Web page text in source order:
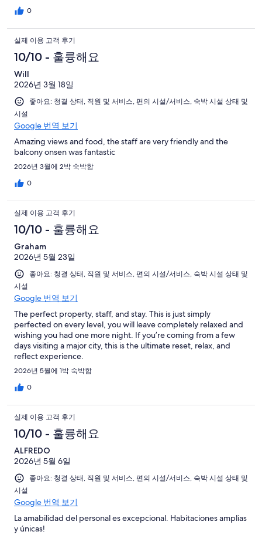
개
0
실제 이용 고객 후기
10/10 - 훌륭해요
Will
2026년 3월 18일
좋아요: 청결 상태, 직원 및 서비스, 편의 시설/서비스, 숙박 시설 상태 및
시설
Google 번역 보기
Amazing views and food, the staff are very friendly and the
balcony onsen was fantastic
2026년 3월에 2박 숙박함
0
실제 이용 고객 후기
10/10 - 훌륭해요
Graham
2026년 5월 23일
좋아요: 청결 상태, 직원 및 서비스, 편의 시설/서비스, 숙박 시설 상태 및
시설
Google 번역 보기
The perfect property, staff, and stay. This is just simply
perfected on every level, you will leave completely relaxed and
wishing you had one more night. If you’re coming from a few
days visiting a major city, this is the ultimate reset, relax, and
reflect experience.
2026년 5월에 1박 숙박함
0
실제 이용 고객 후기
10/10 - 훌륭해요
ALFREDO
2026년 5월 6일
좋아요: 청결 상태, 직원 및 서비스, 편의 시설/서비스, 숙박 시설 상태 및
시설
Google 번역 보기
La amabilidad del personal es excepcional. Habitaciones amplias
y únicas!